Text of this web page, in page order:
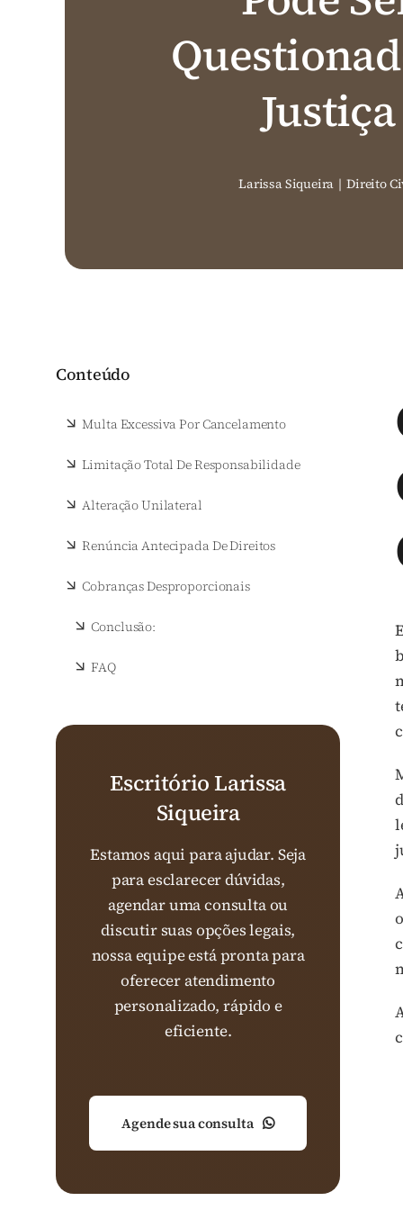
Justiça
Larissa Siqueira | Direito
Conteúdo
Multa Excessiva Por Cancelamento
Limitação Total De Responsabilidade
Alteração Unilateral
Renúncia Antecipada De Direitos
Cobranças Desproporcionais
Conclusão:
FAQ
Escritório Larissa
Siqueira
Estamos aqui para ajudar. Seja
para esclarecer dúvidas,
agendar uma consulta ou
discutir suas opções legais,
nossa equipe está pronta para
oferecer atendimento
personalizado, rápido e
eficiente.
Agende sua consulta